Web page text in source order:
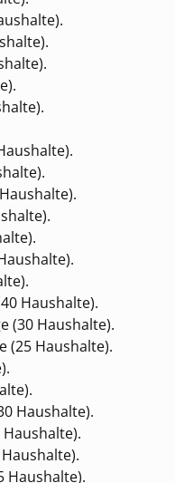
Haushalte).
(30 Haushalte).
(25 Haushalte).
Haushalte).
Haushalte).